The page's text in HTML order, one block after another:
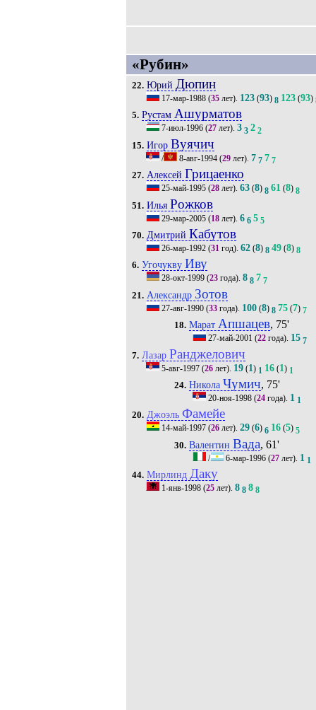
«Рубин»
22. Юрий Дюпин
17-мар-1988(35лет). 123(93) 8 123(93)
5. Рустам Ашурматов
7-июл-1996(27лет). 3 3 2 2
15. Игор Вуячич
/ 8-авг-1994(29лет). 7 7 7 7
27. Алексей Грицаенко
25-май-1995(28лет). 63(8) 8 61(8) 8
51. Илья Рожков
29-мар-2005(18лет). 6 6 5 5
70. Дмитрий Кабутов
26-мар-1992(31год). 62(8) 8 49(8) 8
6. Угочукву Иву
28-окт-1999(23года). 8 8 7 7
21. Александр Зотов
27-авг-1990(33года). 100(8) 8 75(7) 7
18. Марат Апшацев, 75'
27-май-2001 (22 года). 15 7
7. Лазар Ранджелович
5-авг-1997(26лет). 19(1) 1 16(1) 1
24. Никола Чумич, 75'
20-ноя-1998 (24 года). 1 1
20. Джоэль Фамейе
14-май-1997(26лет). 29(6) 6 16(5) 5
30. Валентин Вада, 61'
/ 6-мар-1996 (27 лет). 1 1
44. Мирлинд Даку
1-янв-1998(25лет). 8 8 8 8